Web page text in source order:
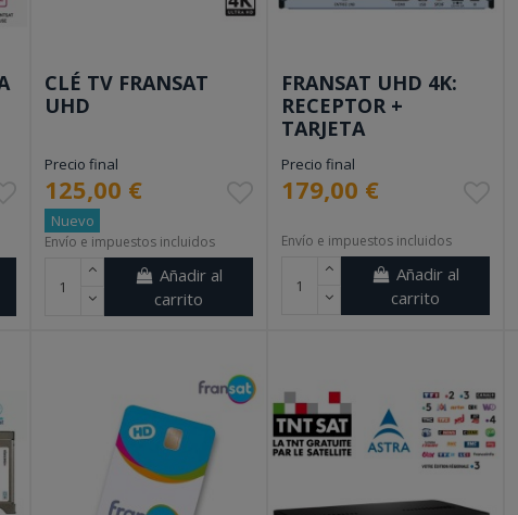
CLÉ TV FRANSAT
UHD
Precio final
125,00 €
Nuevo
Envío e impuestos incluidos
Añadir al
carrito
FRANSAT UHD 4K:
RECEPTOR +
TARJETA
Precio final
179,00 €
Envío e impuestos incluidos
Añadir al
carrito